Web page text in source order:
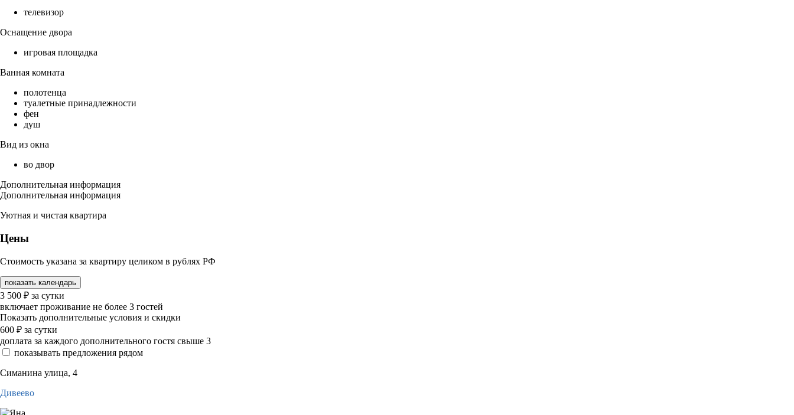
телевизор
Оснащение двора
игровая площадка
Ванная комната
полотенца
туалетные принадлежности
фен
душ
Вид из окна
во двор
Дополнительная информация
Дополнительная информация
Уютная и чистая квартира
Цены
Стоимость указана за квартиру целиком в рублях РФ
показать календарь
3 500 ₽ за сутки
включает проживание не более 3 гостей
Показать дополнительные условия и скидки
600 ₽ за сутки
доплата за каждого дополнительного гостя свыше 3
показывать предложения рядом
Симанина улица, 4
Дивеево